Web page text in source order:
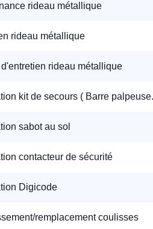
rideau métallique
rideau métallique
rideau métallique
kit de secours ( Barre
sabot au sol
contacteur de sécurité
Digicode
remplacement coulisses